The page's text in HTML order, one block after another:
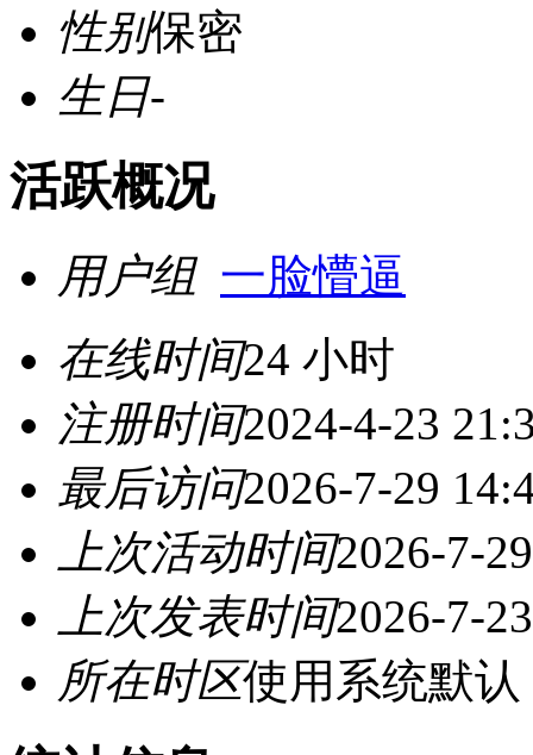
性别保密
生日-
活跃概况
用户组 一脸懵逼
在线时间24 小时
注册时间2024-4-23
最后访问2026-7-29
上次活动时间2026-7-
上次发表时间2026-7-
所在时区使用系统默认